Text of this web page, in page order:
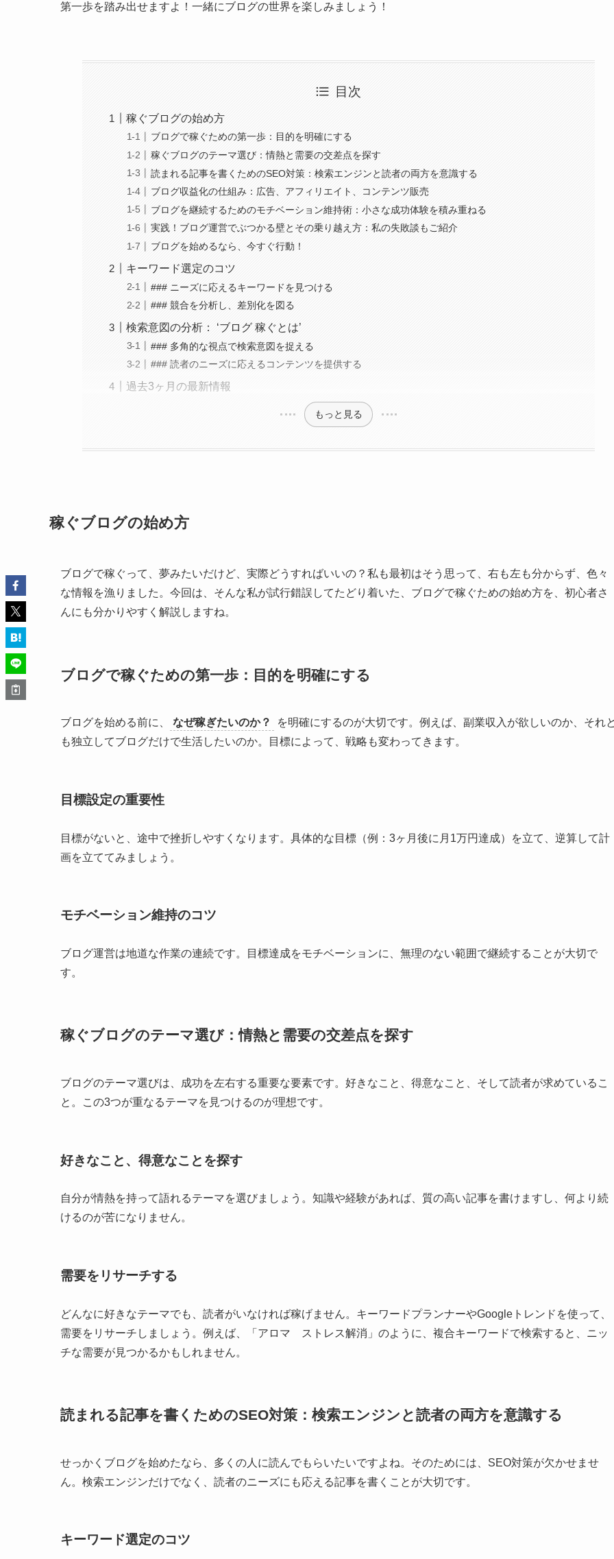
第一歩を踏み出せますよ！一緒にブログの世界を楽しみましょう！
目次
稼ぐブログの始め方
ブログで稼ぐための第一歩：目的を明確にする
稼ぐブログのテーマ選び：情熱と需要の交差点を探す
読まれる記事を書くためのSEO対策：検索エンジンと読者の両方を意識する
ブログ収益化の仕組み：広告、アフィリエイト、コンテンツ販売
ブログを継続するためのモチベーション維持術：小さな成功体験を積み重ねる
実践！ブログ運営でぶつかる壁とその乗り越え方：私の失敗談もご紹介
ブログを始めるなら、今すぐ行動！
キーワード選定のコツ
### ニーズに応えるキーワードを見つける
### 競合を分析し、差別化を図る
検索意図の分析： ‘ブログ 稼ぐとは’
### 多角的な視点で検索意図を捉える
### 読者のニーズに応えるコンテンツを提供する
過去3ヶ月の最新情報
もっと見る
稼ぐブログの始め方
ブログで稼ぐって、夢みたいだけど、実際どうすればいいの？私も最初はそう思って、右も左も分からず、色々
な情報を漁りました。今回は、そんな私が試行錯誤してたどり着いた、ブログで稼ぐための始め方を、初心者さ
んにも分かりやすく解説しますね。
ブログで稼ぐための第一歩：目的を明確にする
ブログを始める前に、 なぜ稼ぎたいのか？
を明確にするのが大切です。例えば、副業収入が欲しいのか、それ
も独立してブログだけで生活したいのか。目標によって、戦略も変わってきます。
目標設定の重要性
目標がないと、途中で挫折しやすくなります。具体的な目標（例：3ヶ月後に月1万円達成）を立て、逆算して計
画を立ててみましょう。
モチベーション維持のコツ
ブログ運営は地道な作業の連続です。目標達成をモチベーションに、無理のない範囲で継続することが大切で
す。
稼ぐブログのテーマ選び：情熱と需要の交差点を探す
ブログのテーマ選びは、成功を左右する重要な要素です。好きなこと、得意なこと、そして読者が求めているこ
と。この3つが重なるテーマを見つけるのが理想です。
好きなこと、得意なことを探す
自分が情熱を持って語れるテーマを選びましょう。知識や経験があれば、質の高い記事を書けますし、何より続
けるのが苦になりません。
需要をリサーチする
どんなに好きなテーマでも、読者がいなければ稼げません。キーワードプランナーやGoogleトレンドを使って、
需要をリサーチしましょう。例えば、「アロマ ストレス解消」のように、複合キーワードで検索すると、ニッ
チな需要が見つかるかもしれません。
読まれる記事を書くためのSEO対策：検索エンジンと読者の両方を意識する
せっかくブログを始めたなら、多くの人に読んでもらいたいですよね。そのためには、SEO対策が欠かせませ
ん。検索エンジンだけでなく、読者のニーズにも応える記事を書くことが大切です。
キーワード選定のコツ